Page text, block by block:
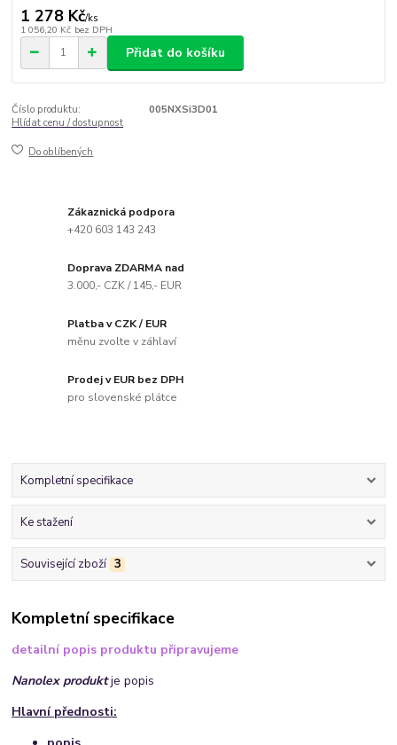
1 278 Kč/ks
1 056,20 Kč bez DPH
Přidat do košíku
Číslo produktu:
005NXSi3D01
Hlídat cenu / dostupnost
Do oblíbených
Zákaznická podpora
+420 603 143 243
Doprava ZDARMA nad
3.000,- CZK / 145,- EUR
Platba v CZK / EUR
měnu zvolte v záhlaví
Prodej v EUR bez DPH
pro slovenské plátce
Kompletní specifikace
Ke stažení
Související zboží 3
Kompletní specifikace
detailní popis produktu připravujeme
Nanolex produktje popis
Hlavní přednosti: